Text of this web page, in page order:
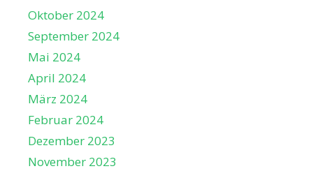
Oktober 2024
September 2024
Mai 2024
April 2024
März 2024
Februar 2024
Dezember 2023
November 2023